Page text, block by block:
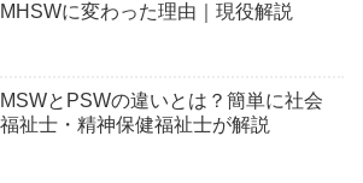
MHSWに変わった理由｜現役解説
MSWとPSWの違いとは？簡単に社会
福祉士・精神保健福祉士が解説